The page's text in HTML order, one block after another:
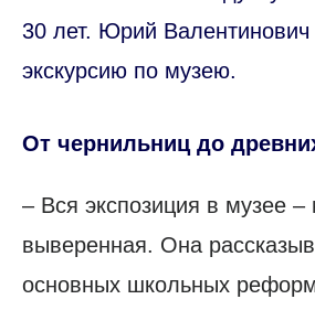
30 лет. Юрий
экскурсию по музею.
От чернильниц до
– Вся экспозиция в музее –
выверенная. Она
основных школьных